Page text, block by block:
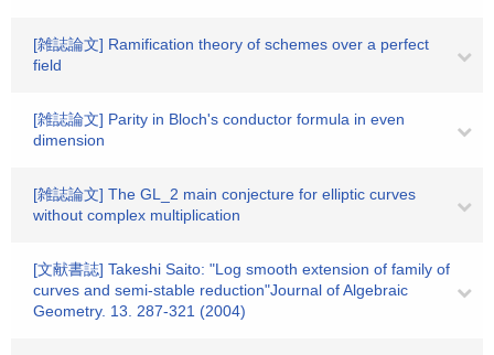
[雑誌論文] Ramification theory of schemes over a perfect
field
[雑誌論文] Parity in Bloch's conductor formula in even
dimension
[雑誌論文] The GL_2 main conjecture for elliptic curves
without complex multiplication
[文献書誌] Takeshi Saito: "Log smooth extension of family of
curves and semi-stable reduction"Journal of Algebraic
Geometry. 13. 287-321 (2004)